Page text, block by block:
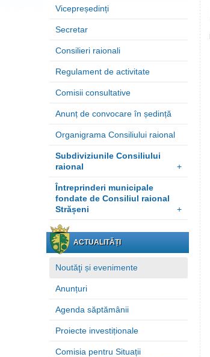
Vicepreședinți
Secretar
Consilieri raionali
Regulament de activitate
Comisii consultative
Anunț de convocare în ședință
Organigrama Consiliului raional
Subdiviziunile Consiliului
raional
+
Întreprinderi municipale
fondate de Consiliul raional
Strășeni
+
ACTUALITĂȚI
Noutăţi și evenimente
Anunțuri
Agenda săptămânii
Proiecte investiționale
Comisia pentru Situații